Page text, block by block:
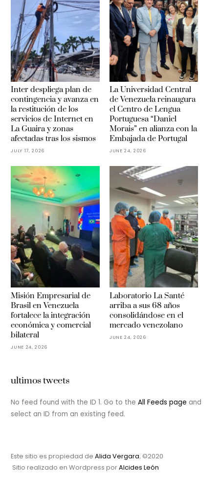
Inter despliega plan de
contingencia y avanza en
la restitución de los
servicios de Internet en
La Guaira y zonas
afectadas tras los sismos
JULY 17, 2026
La Universidad Central
de Venezuela reinaugura
el Centro de Lengua
Portuguesa “Daniel
Morais” en alianza con la
Embajada de Portugal
JUNE 24, 2026
Misión Empresarial de
Brasil en Venezuela
fortalece la integración
económica y comercial
bilateral
JUNE 24, 2026
Laboratorio La Santé
arriba a sus 68 años
consolidándose en el
mercado venezolano
JUNE 24, 2026
ultimos tweets
No feed found with the ID 1. Go to theAll Feeds page and
select an ID from an existing feed.
Este sitio es propiedad deAlida Vergara. ©2020
Sitio realizado en Wordpress porAlcides León